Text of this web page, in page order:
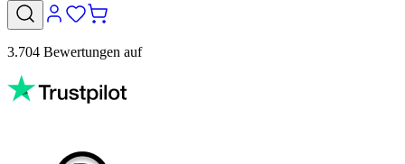
3.704 Bewertungen auf